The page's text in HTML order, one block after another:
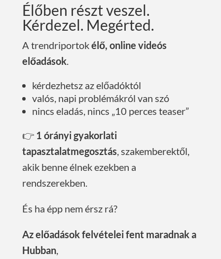
Élőben részt veszel.
Kérdezel. Megérted.
A trendriportokélő, online videós
előadások.
kérdezhetsz az előadóktól
valós, napi problémákról van szó
nincs eladás, nincs „10 perces teaser”
👉 1 órányi gyakorlati
tapasztalatmegosztás , szakemberektől,
akik benne élnek ezekben a
rendszerekben.
És ha épp nem érsz rá?
Az előadások felvételei fent maradnak a
Hubban,